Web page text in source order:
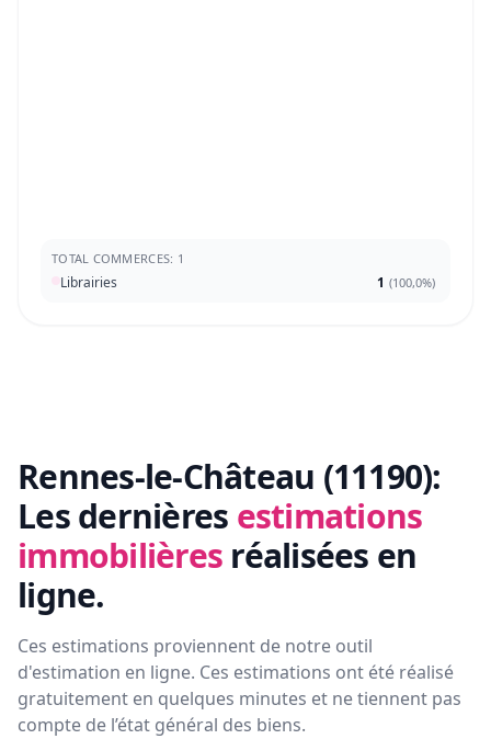
TOTAL COMMERCES: 1
Librairies 1 (100,0%)
Rennes-le-Château (11190):
Les dernières estimations
immobilières réalisées en
ligne.
Ces estimations proviennent de notre outil
d'estimation en ligne. Ces estimations ont été réalisé
gratuitement en quelques minutes et ne tiennent pas
compte de l’état général des biens.